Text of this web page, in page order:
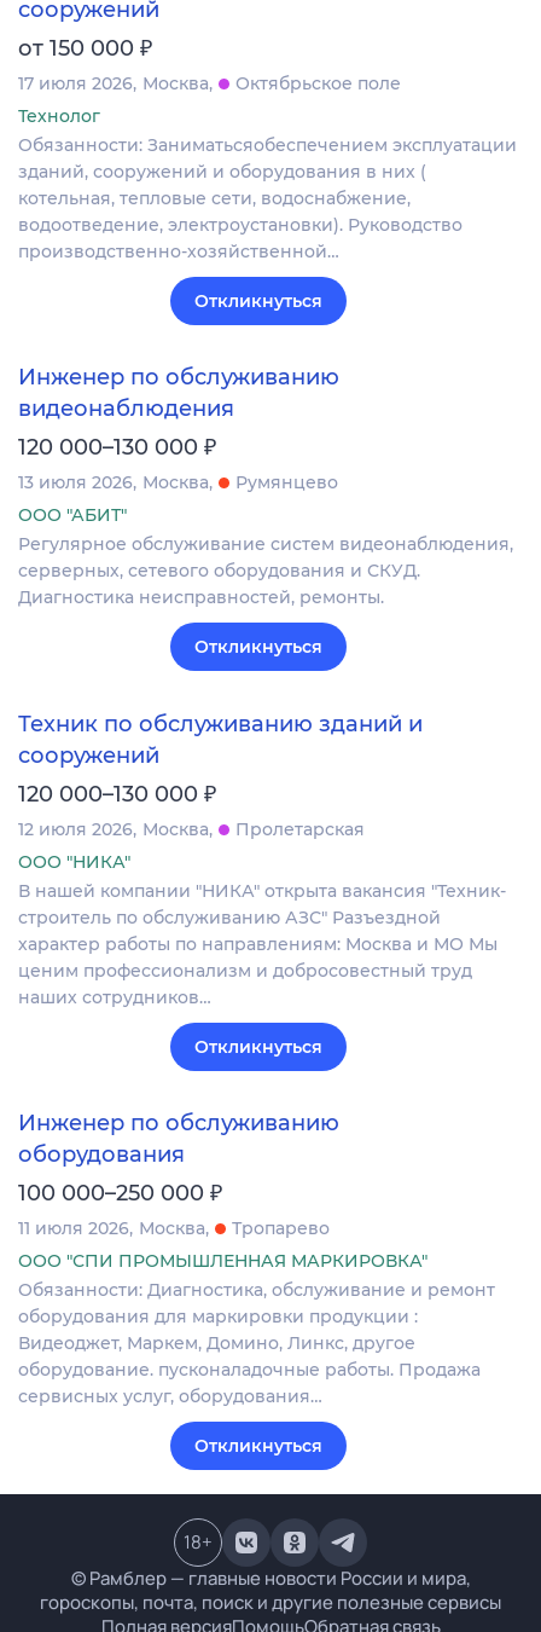
сооружений
от 150 000 ₽
17 июля 2026 Москва
Октябрьское поле
Технолог
Обязанности: Заниматьсяобеспечением эксплуатации
зданий, сооружений и оборудования в них (
котельная, тепловые сети, водоснабжение,
водоотведение, электроустановки). Руководство
производственно-хозяйственной…
Откликнуться
Инженер по обслуживанию
видеонаблюдения
120 000–130 000 ₽
13 июля 2026 Москва
Румянцево
ООО "АБИТ"
Регулярное обслуживание систем видеонаблюдения,
серверных, сетевого оборудования и СКУД.
Диагностика неисправностей, ремонты.
Откликнуться
Техник по обслуживанию зданий и
сооружений
120 000–130 000 ₽
12 июля 2026 Москва
Пролетарская
ООО "НИКА"
В нашей компании "НИКА" открыта вакансия "Техник-
строитель по обслуживанию АЗС" Разъездной
характер работы по направлениям: Москва и МО Мы
ценим профессионализм и добросовестный труд
наших сотрудников…
Откликнуться
Инженер по обслуживанию
оборудования
100 000–250 000 ₽
11 июля 2026 Москва
Тропарево
ООО "СПИ ПРОМЫШЛЕННАЯ МАРКИРОВКА"
Обязанности: Диагностика, обслуживание и ремонт
оборудования для маркировки продукции :
Видеоджет, Маркем, Домино, Линкс, другое
оборудование. пусконаладочные работы. Продажа
сервисных услуг, оборудования…
Откликнуться
© Рамблер — главные новости России и мира,
гороскопы, почта, поиск и другие полезные сервисы
Полная версияПомощьОбратная связь
18+